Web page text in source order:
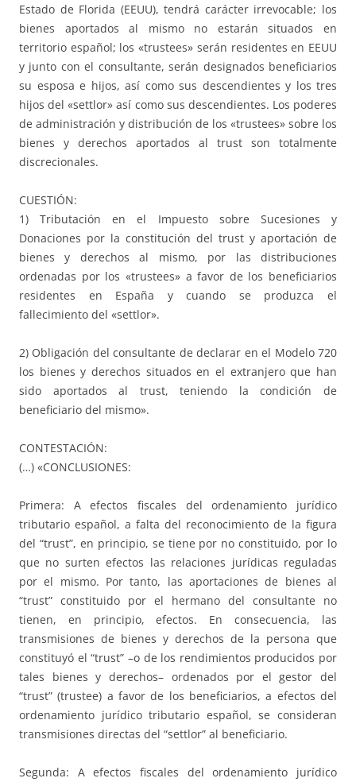
Estado de Florida (EEUU), tendrá carácter irrevocable; los
bienes aportados al mismo no estarán situados en
territorio español; los «trustees» serán residentes en EEUU
y junto con el consultante, serán designados beneficiarios
su esposa e hijos, así como sus descendientes y los tres
hijos del «settlor» así como sus descendientes. Los poderes
de administración y distribución de los «trustees» sobre los
bienes y derechos aportados al trust son totalmente
discrecionales.
CUESTIÓN:
1) Tributación en el Impuesto sobre Sucesiones y
Donaciones por la constitución del trust y aportación de
bienes y derechos al mismo, por las distribuciones
ordenadas por los «trustees» a favor de los beneficiarios
residentes en España y cuando se produzca el
fallecimiento del «settlor».
2) Obligación del consultante de declarar en el Modelo 720
los bienes y derechos situados en el extranjero que han
sido aportados al trust, teniendo la condición de
beneficiario del mismo».
CONTESTACIÓN:
(…) «CONCLUSIONES:
Primera: A efectos fiscales del ordenamiento jurídico
tributario español, a falta del reconocimiento de la figura
del “trust”, en principio, se tiene por no constituido, por lo
que no surten efectos las relaciones jurídicas reguladas
por el mismo. Por tanto, las aportaciones de bienes al
“trust” constituido por el hermano del consultante no
tienen, en principio, efectos. En consecuencia, las
transmisiones de bienes y derechos de la persona que
constituyó el “trust” –o de los rendimientos producidos por
tales bienes y derechos– ordenados por el gestor del
“trust” (trustee) a favor de los beneficiarios, a efectos del
ordenamiento jurídico tributario español, se consideran
transmisiones directas del “settlor” al beneficiario.
Segunda: A efectos fiscales del ordenamiento jurídico